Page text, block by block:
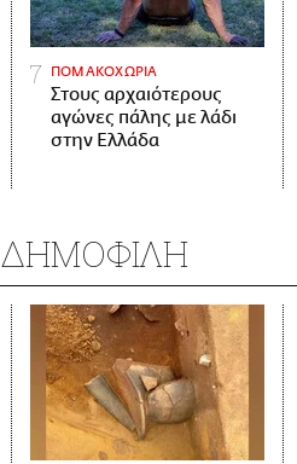
ΠΟΜΑΚΟΧΩΡΙΑ
Στους αρχαιότερους
αγώνες πάλης με λάδι
στην Ελλάδα
ΔΗΜΟΦΙΛΗ